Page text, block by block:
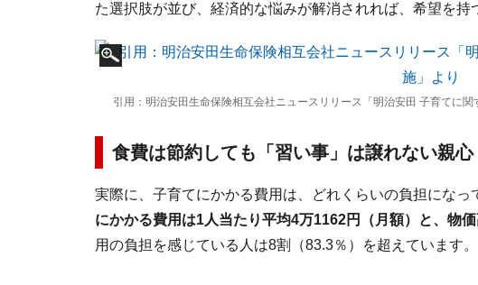
た選択肢が並び、経済的な悩みが解消されれば、希望を持
引用：明治安田生命保険相互会社ニュースリリース「明治安田 子育てに関
食費は節約しても「習い事」は譲れない親心
実際に、子育てにかかる費用は、どれくらいの負担になっ
にかかる費用は1人当たり平均4万1162円（月額）と、物
用の負担を感じている人は8割（83.3％）を超えています。